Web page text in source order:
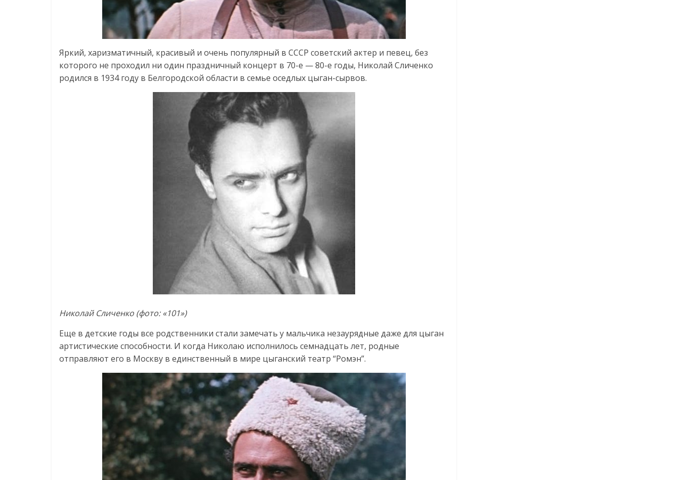
Яркий, харизматичный, красивый и очень популярный в СССР советский актер и певец, без
которого не проходил ни один праздничный концерт в 70-е — 80-е годы, Николай Сличенко
родился в 1934 году в Белгородской области в семье оседлых цыган-сырвов.
Николай Сличенко (фото: «101»)
Еще в детские годы все родственники стали замечать у мальчика незаурядные даже для цыган
артистические способности. И когда Николаю исполнилось семнадцать лет, родные
отправляют его в Москву в единственный в мире цыганский театр “Ромэн”.